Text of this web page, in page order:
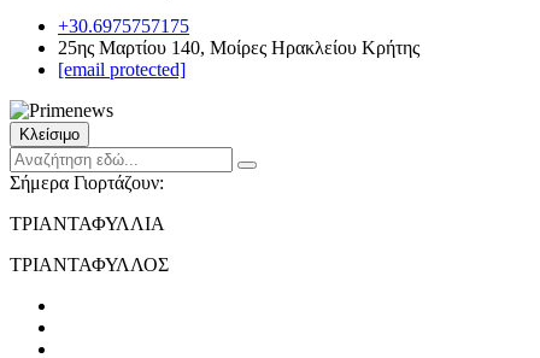
+30.6975757175
25ης Μαρτίου 140, Μοίρες Ηρακλείου Κρήτης
[email protected]
Κλείσιμο
Σήμερα Γιορτάζουν:
ΤΡΙΑΝΤΑΦΥΛΛΙΑ
ΤΡΙΑΝΤΑΦΥΛΛΟΣ